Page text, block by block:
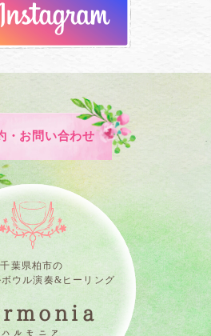
・お問い合わせ
千葉県柏市の
ウル演奏&ヒーリング
ハルモニア